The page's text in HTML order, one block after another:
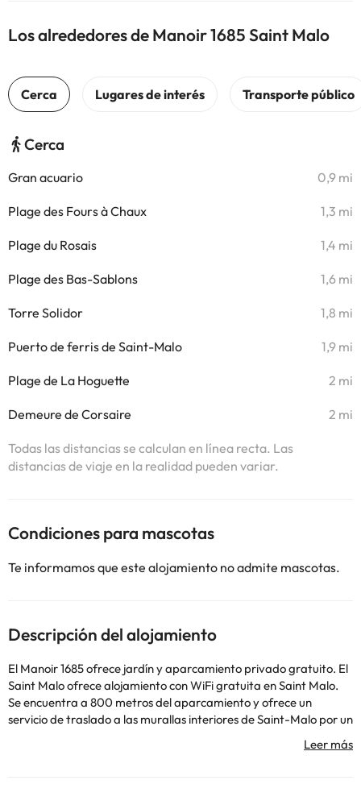
Los alrededores de Manoir 1685 Saint Malo
Cerca
Gran acuario 0,9 mi
Plage des Fours à Chaux 1,3 mi
Plage du Rosais 1,4 mi
Plage des Bas-Sablons 1,6 mi
Torre Solidor 1,8 mi
Puerto de ferris de Saint-Malo 1,9 mi
Plage de La Hoguette 2 mi
Demeure de Corsaire 2 mi
Todas las distancias se calculan en línea recta. Las
distancias de viaje en la realidad pueden variar.
Condiciones para mascotas
Te informamos que este alojamiento no admite mascotas.
Descripción del alojamiento
El Manoir 1685 ofrece jardín y aparcamiento privado gratuito. El
Saint Malo ofrece alojamiento con WiFi gratuita en Saint Malo.
Se encuentra a 800 metros del aparcamiento y ofrece un
servicio de traslado a las murallas interiores de Saint-Malo por un